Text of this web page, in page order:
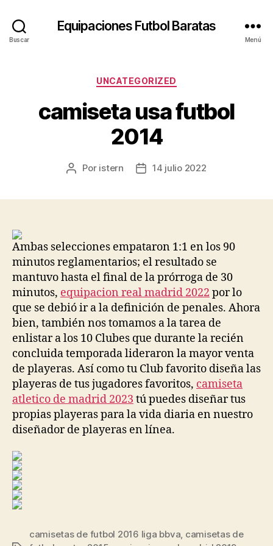
Buscar
Equipaciones Futbol Baratas
Menú
Categorías
UNCATEGORIZED
camiseta usa futbol
2014
Autor
Por istern
Fecha14 julio 2022
Ambas selecciones empataron 1:1 en los 90
minutos reglamentarios; el resultado se
mantuvo hasta el final de la prórroga de 30
minutos, equipacion real madrid 2022 por lo
que se debió ir a la definición de penales. Ahora
bien, también nos tomamos a la tarea de
enlistar a los 10 Clubes que durante la recién
concluida temporada lideraron la mayor venta
de playeras. Así como tu Club favorito diseña las
playeras de tus jugadores favoritos, camiseta
atletico de madrid 2023 tú puedes diseñar tus
propias playeras para la vida diaria en nuestro
diseñador de playeras en línea.
camisetas de futbol 2016 liga bbva, camisetas de